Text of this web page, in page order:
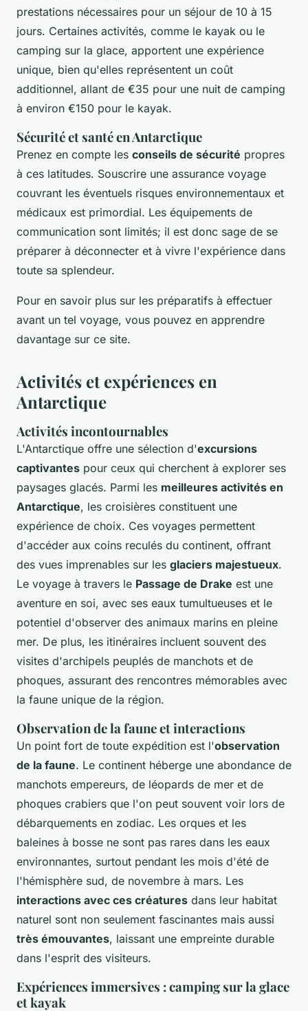
prestations nécessaires pour un séjour de 10 à 15
jours. Certaines activités, comme le kayak ou le
camping sur la glace, apportent une expérience
unique, bien qu'elles représentent un coût
additionnel, allant de €35 pour une nuit de camping
à environ €150 pour le kayak.
Sécurité et santé en Antarctique
Prenez en compte les conseils de sécurité propres
à ces latitudes. Souscrire une assurance voyage
couvrant les éventuels risques environnementaux et
médicaux est primordial. Les équipements de
communication sont limités; il est donc sage de se
préparer à déconnecter et à vivre l'expérience dans
toute sa splendeur.
Pour en savoir plus sur les préparatifs à effectuer
avant un tel voyage, vous pouvez en apprendre
davantage sur ce site.
Activités et expériences en
Antarctique
Activités incontournables
L'Antarctique offre une sélection d'excursions
captivantes pour ceux qui cherchent à explorer ses
paysages glacés. Parmi les meilleures activités en
Antarctique, les croisières constituent une
expérience de choix. Ces voyages permettent
d'accéder aux coins reculés du continent, offrant
des vues imprenables sur les glaciers majestueux.
Le voyage à travers le Passage de Drake est une
aventure en soi, avec ses eaux tumultueuses et le
potentiel d'observer des animaux marins en pleine
mer. De plus, les itinéraires incluent souvent des
visites d'archipels peuplés de manchots et de
phoques, assurant des rencontres mémorables avec
la faune unique de la région.
Observation de la faune et interactions
Un point fort de toute expédition est l'observation
de la faune. Le continent héberge une abondance de
manchots empereurs, de léopards de mer et de
phoques crabiers que l'on peut souvent voir lors de
débarquements en zodiac. Les orques et les
baleines à bosse ne sont pas rares dans les eaux
environnantes, surtout pendant les mois d'été de
l'hémisphère sud, de novembre à mars. Les
interactions avec ces créatures dans leur habitat
naturel sont non seulement fascinantes mais aussi
très émouvantes, laissant une empreinte durable
dans l'esprit des visiteurs.
Expériences immersives : camping sur la glace
et kayak